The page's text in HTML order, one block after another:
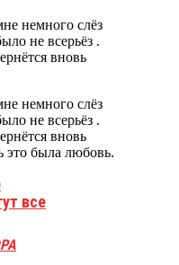
немного слёз
не всерьёз .
вновь
немного слёз
не всерьёз .
вновь
это была любовь.
все